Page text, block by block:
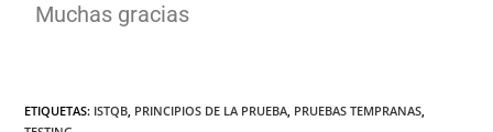
Muchas gracias
ETIQUETAS: ISTQB, PRINCIPIOS DE LA PRUEBA, PRUEBAS TEMPRANAS,